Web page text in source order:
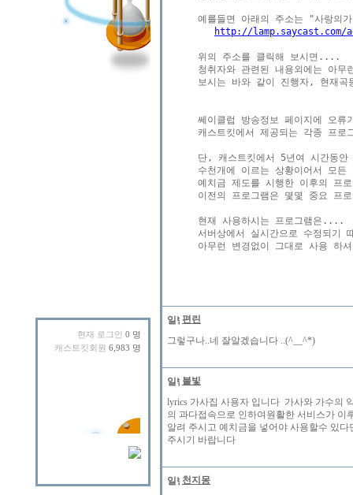
현재 로그인 0 명
캐스트킷회원 6,983 명
http://lamp.saycast.com/
위의 주소를 클릭해 보시면....
청취자와 관련된 내용외에는 아
보시는 바와 같이 진행자, 현재곡
쎄이클럽 방송정보 페이지에 오
캐스트킷에서 제공되는 각종 프로
단, 캐스트킷에서 5년여 시간동
수천개에 이르는 상황이어서 모
예치금 제도를 시행한 이후의 프
이전의 프로그램은 몇몇 중요 프
현재 사용하시는 프로그램은....
서버상에서 실시간으로 수정되
아무런 변경없이 그대로 사용 하
편린
그렇구나..네 잘알겠습니다 ..(^__^*)
불빛
lyrics 가사집 사용자 입니다 가사와 가수의
의 과다접속으로 인하여원활한 서비스가
알려 주시고 예치금을 넣어야 사용할수 있
주시기 바랍니다
천지몽